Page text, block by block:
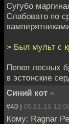
Сугубо
Слабовато по
> Был мульт с
Пепел лесных
в эстонские
Синий кот »
#40 | 05.01.15
Кому: Ragnar